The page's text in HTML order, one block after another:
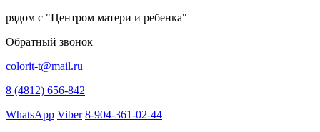
рядом с "Центром матери и ребенка"
Обратный звонок
colorit-t@mail.ru
8 (4812) 656-842
WhatsApp Viber 8-904-361-02-44